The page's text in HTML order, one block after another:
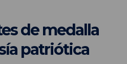
de medalla
patriótica